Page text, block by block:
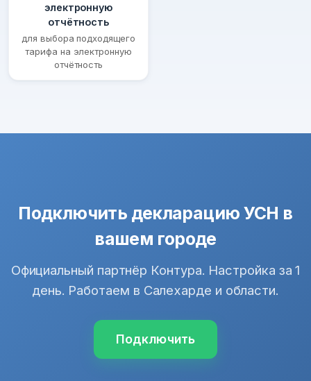
электронную
отчётность
для выбора подходящего
тарифа на электронную
отчётность
Подключить декларацию УСН в
вашем городе
Официальный партнёр Контура. Настройка за 1
день. Работаем в Салехарде и области.
Подключить